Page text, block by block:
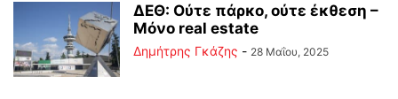
ΔΕΘ: Ούτε πάρκο, ούτε έκθεση –
Μόνο real estate
Δημήτρης Γκάζης - 28 Μαΐου, 2025